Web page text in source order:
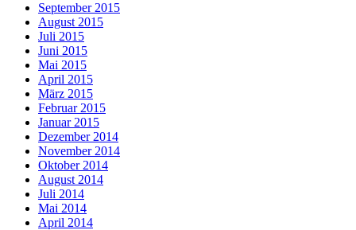
September 2015
August 2015
Juli 2015
Juni 2015
Mai 2015
April 2015
März 2015
Februar 2015
Januar 2015
Dezember 2014
November 2014
Oktober 2014
August 2014
Juli 2014
Mai 2014
April 2014